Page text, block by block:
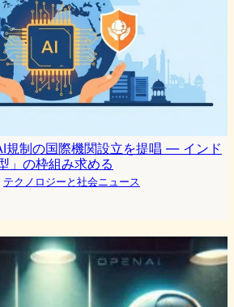
規制の国際機関設立を提唱 ― インド
」の枠組み求める
テクノロジーと社会ニュース